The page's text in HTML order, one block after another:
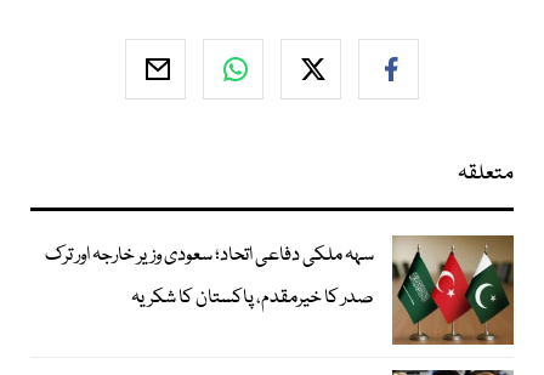
متعلقہ
سہہ ملکی دفاعی اتحاد؛ سعودی وزیر خارجہ اور ترک
صدر کا خیرمقدم، پاکستان کا شکریہ